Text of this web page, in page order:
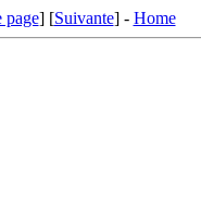
page] [Suivante] - Home